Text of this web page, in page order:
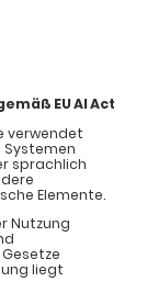
EU AI Act
verwendet
sprachlich
Elemente.
Nutzung
liegt